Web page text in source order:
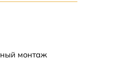
монтаж